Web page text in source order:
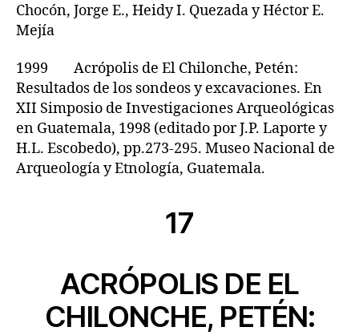
Chocón, Jorge E., Heidy I. Quezada y Héctor E.
Mejía
1999 Acrópolis de El Chilonche, Petén:
Resultados de los sondeos y excavaciones. En
XII Simposio de Investigaciones Arqueológicas
en Guatemala, 1998 (editado por J.P. Laporte y
H.L. Escobedo), pp.273-295. Museo Nacional de
Arqueología y Etnología, Guatemala.
17
ACRÓPOLIS DE EL
CHILONCHE, PETÉN: